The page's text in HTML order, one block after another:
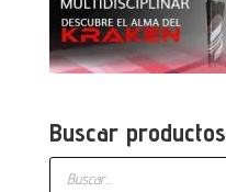
Buscar productos
Búsqueda